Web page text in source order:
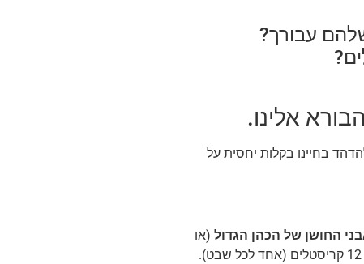
עבורך?
אלינו.
בחיינו בקלות יחסית על
החושן של הכהן הגדול (או